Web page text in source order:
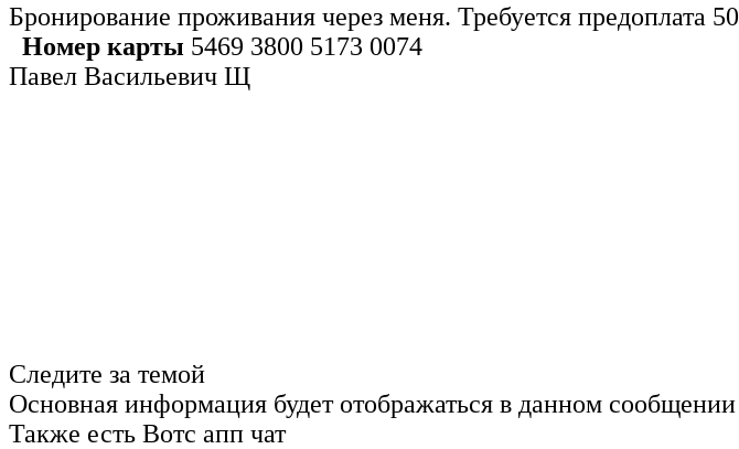
Бронирование проживания через меня. Требуется предоплата
Номер карты 5469 3800 5173 0074
Павел Васильевич Щ
Следите за темой
Основная информация будет отображаться в данном сообщении
Также есть Вотс апп чат